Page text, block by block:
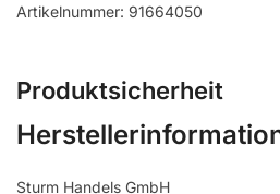
Artikelnummer: 91664050
Produktsicherheit
Sturm Handels GmbH